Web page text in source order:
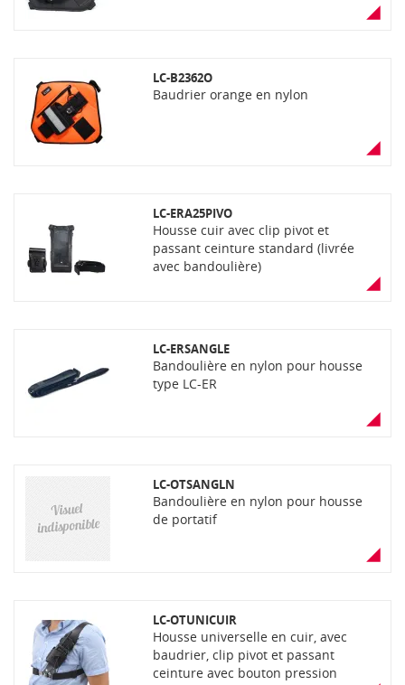
LC-B2362O
Baudrier orange en nylon
LC-ERA25PIVO
Housse cuir avec clip pivot et
passant ceinture standard (livrée
avec bandoulière)
LC-ERSANGLE
Bandoulière en nylon pour housse
type LC-ER
LC-OTSANGLN
Bandoulière en nylon pour housse
de portatif
LC-OTUNICUIR
Housse universelle en cuir, avec
baudrier, clip pivot et passant
ceinture avec bouton pression